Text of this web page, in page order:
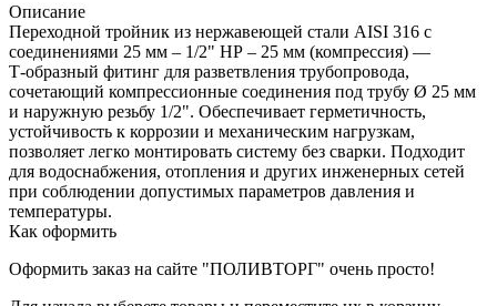
Описание
Переходной тройник из нержавеющей стали AISI 316 с
соединениями 25 мм – 1/2" НР – 25 мм (компрессия) —
Т‑образный фитинг для разветвления трубопровода,
сочетающий компрессионные соединения под трубу Ø 25 мм
и наружную резьбу 1/2". Обеспечивает герметичность,
устойчивость к коррозии и механическим нагрузкам,
позволяет легко монтировать систему без сварки. Подходит
для водоснабжения, отопления и других инженерных сетей
при соблюдении допустимых параметров давления и
температуры.
Как оформить
Оформить заказ на сайте "ПОЛИВТОРГ" очень просто!